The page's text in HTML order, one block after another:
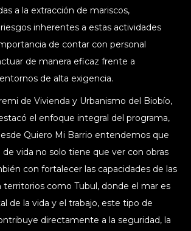
a la extracción de mariscos,
inherentes a estas actividades
de contar con personal
de manera eficaz frente a
de alta exigencia.
de Vivienda y Urbanismo del Biobío,
el enfoque integral del programa,
Quiero Mi Barrio entendemos que
de vida no solo tiene que ver con obras
con fortalecer las capacidades de las
territorios como Tubul, donde el mar es
de la vida y el trabajo, este tipo de
directamente a la seguridad, la